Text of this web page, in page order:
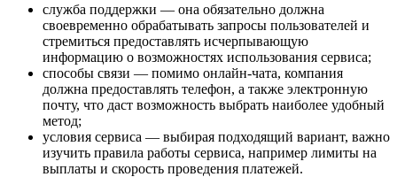
служба поддержки — она обязательно должна
своевременно обрабатывать запросы пользователей и
стремиться предоставлять исчерпывающую
информацию о возможностях использования сервиса;
способы связи — помимо онлайн-чата, компания
должна предоставлять телефон, а также электронную
почту, что даст возможность выбрать наиболее удобный
метод;
условия сервиса — выбирая подходящий вариант, важно
изучить правила работы сервиса, например лимиты на
выплаты и скорость проведения платежей.